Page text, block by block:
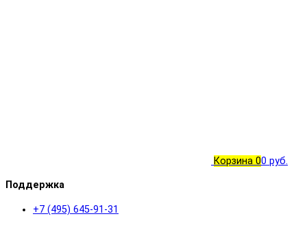
Корзина 00 руб.
Поддержка
+7 (495) 645-91-31